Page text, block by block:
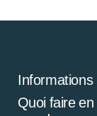
Informations
Quoi faire en